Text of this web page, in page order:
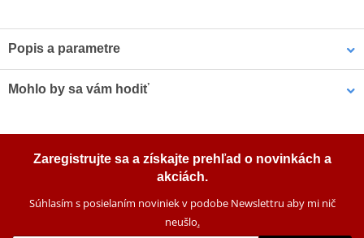
Popis a parametre
Nová technológia
Áno
Nová technológia
Áno
Mohlo by sa vám hodiť
Zaregistrujte sa a získajte prehľad o novinkách a
akciách.
Súhlasím s posielaním noviniek v podobe Newslettru aby mi nič
neušlo.